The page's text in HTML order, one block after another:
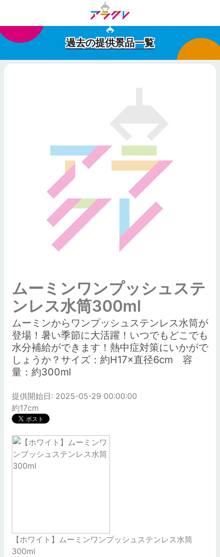
過去の提供景品一覧
ムーミンワンプッシュステ
ンレス水筒300ml
ムーミンからワンプッシュステンレス水筒が
登場！暑い季節に大活躍！いつでもどこでも
水分補給ができます！熱中症対策にいかがで
しょうか？サイズ：約H17×直径6cm 容
量：約300ml
提供開始日: 2025-05-29 00:00:00
約17cm
【ホワイト】ムーミンワンプッシュステンレス水筒
300ml